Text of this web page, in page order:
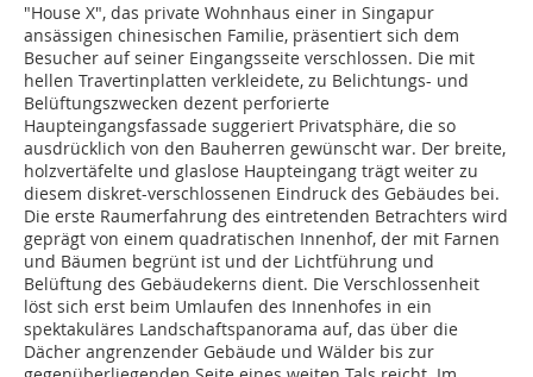
"House X", das private Wohnhaus einer in Singapur
ansässigen chinesischen Familie, präsentiert sich dem
Besucher auf seiner Eingangsseite verschlossen. Die mit
hellen Travertinplatten verkleidete, zu Belichtungs- und
Belüftungszwecken dezent perforierte
Haupteingangsfassade suggeriert Privatsphäre, die so
ausdrücklich von den Bauherren gewünscht war. Der breite,
holzvertäfelte und glaslose Haupteingang trägt weiter zu
diesem diskret-verschlossenen Eindruck des Gebäudes bei.
Die erste Raumerfahrung des eintretenden Betrachters wird
geprägt von einem quadratischen Innenhof, der mit Farnen
und Bäumen begrünt ist und der Lichtführung und
Belüftung des Gebäudekerns dient. Die Verschlossenheit
löst sich erst beim Umlaufen des Innenhofes in ein
spektakuläres Landschaftspanorama auf, das über die
Dächer angrenzender Gebäude und Wälder bis zur